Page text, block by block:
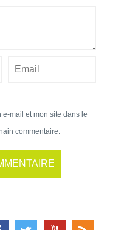
e-mail et mon site dans le
commentaire.